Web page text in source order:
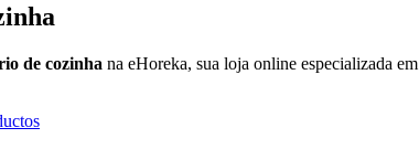
de cozinha na eHoreka, sua loja online especializada em